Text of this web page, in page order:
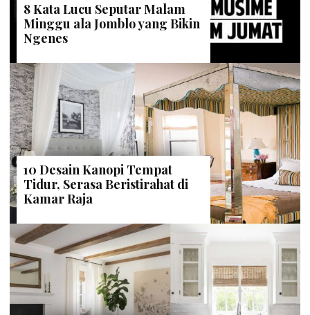
8 Kata Lucu Seputar Malam
Minggu ala Jomblo yang Bikin
Ngenes
10 Desain Kanopi Tempat
Tidur, Serasa Beristirahat di
Kamar Raja